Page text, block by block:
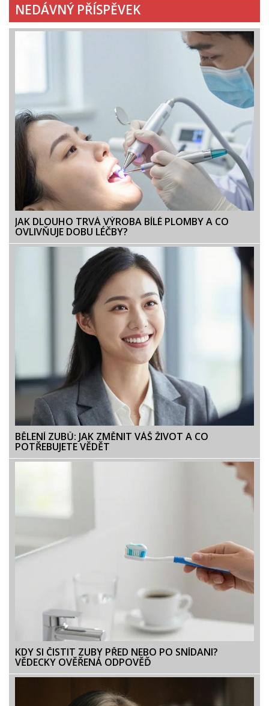
NEDÁVNÝ PŘÍSPĚVEK
JAK DLOUHO TRVÁ VÝROBA BÍLÉ PLOMBY A CO
OVLIVŇUJE DOBU LÉČBY?
BĚLENÍ ZUBŮ: JAK ZMĚNIT VÁŠ ŽIVOT A CO
POTŘEBUJETE VĚDĚT
KDY SI ČISTIT ZUBY PŘED NEBO PO SNÍDANI?
VĚDECKY OVĚŘENÁ ODPOVĚĎ